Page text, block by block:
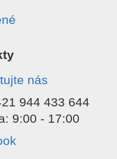
nás
944 433 644
9:00 - 17:00